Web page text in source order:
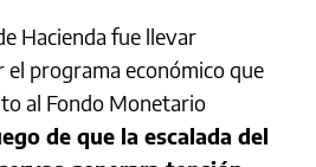
Hacienda fue llevar
programa económico que
al Fondo Monetario
de que la escalada del